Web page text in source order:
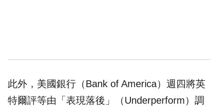
此外，美國銀行（Bank of America）週四將英
特爾評等由「表現落後」（Underperform）調